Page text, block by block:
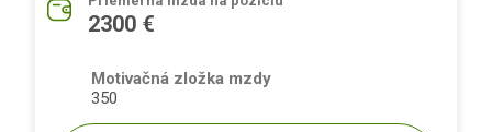
2300 €
Motivačná zložka mzdy
350